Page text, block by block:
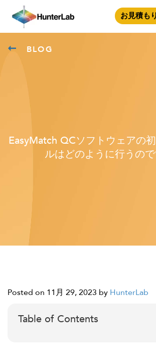
お見積もり
BLOG
EasyMatch QCソフトウェアの
ルはどのように行うの
Posted on 11月 29, 2023 by HunterLab
Table of Contents